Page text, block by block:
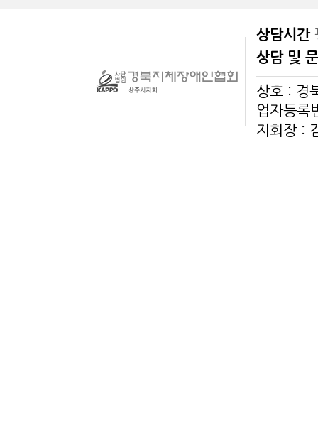
상담시간
상담 및
상호 : 경
업자등
지회장 :